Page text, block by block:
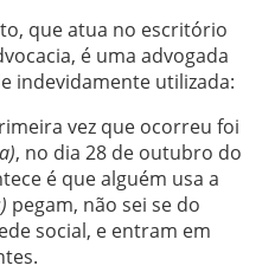
que atua no escritório
é uma advogada
indevidamente utilizada:
vez que ocorreu foi
, no dia 28 de outubro do
é que alguém usa a
pegam, não sei se do
social, e entram em